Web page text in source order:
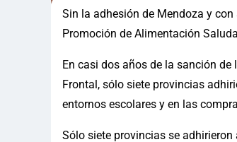
Sin la adhesión de Mendoza y
Promoción de Alimentación
En casi dos años de la sanción
Frontal, sólo siete provincias
entornos escolares y en las
Sólo siete provincias se adhirieron